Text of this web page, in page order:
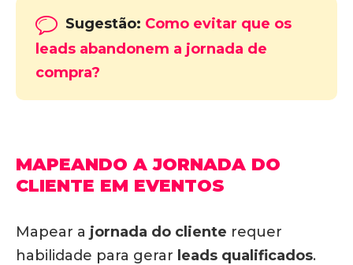
Sugestão: Como evitar que os
leads abandonem a jornada de
compra?
MAPEANDO A JORNADA DO
CLIENTE EM EVENTOS
Mapear a jornada do cliente requer
habilidade para gerar leads qualificados.